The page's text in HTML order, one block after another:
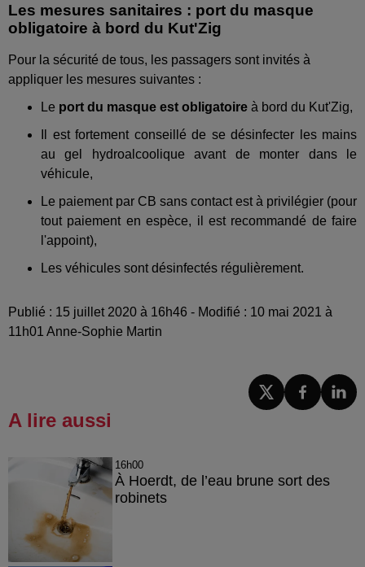
Les mesures sanitaires : port du masque
obligatoire à bord du Kut'Zig
Pour la sécurité de tous, les passagers sont invités à
appliquer les mesures suivantes :
Le port du masque est obligatoire à bord du Kut'Zig,
Il est fortement conseillé de se désinfecter les mains
au gel hydroalcoolique avant de monter dans le
véhicule,
Le paiement par CB sans contact est à privilégier (pour
tout paiement en espèce, il est recommandé de faire
l'appoint),
Les véhicules sont désinfectés régulièrement.
Publié : 15 juillet 2020 à 16h46 - Modifié : 10 mai 2021 à
11h01 Anne-Sophie Martin
A lire aussi
16h00
À Hoerdt, de l’eau brune sort des
robinets